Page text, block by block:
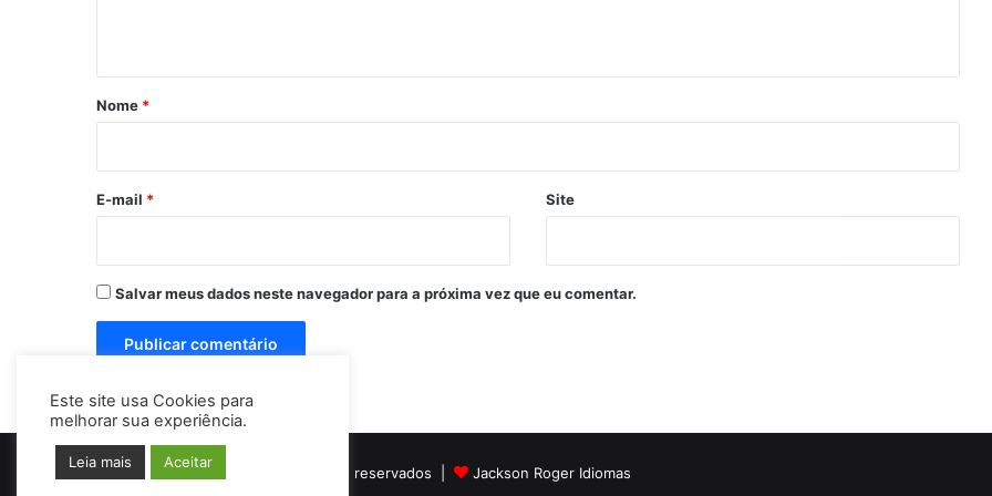
r
*
Nome *
E-mail * Site
Salvar meus dados neste navegador para a próxima vez que eu comentar.
© Copyright 2026, Todos os direitos reservados | Jackson Roger Idiomas
Este site usa Cookies para
melhorar sua experiência.
Leia mais Aceitar